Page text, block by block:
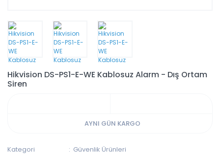
Hikvision DS-PS1-E-WE Kablosuz Alarm - Dış Ortam
Siren
AYNI GÜN KARGO
Kategori
Güvenlik Ürünleri